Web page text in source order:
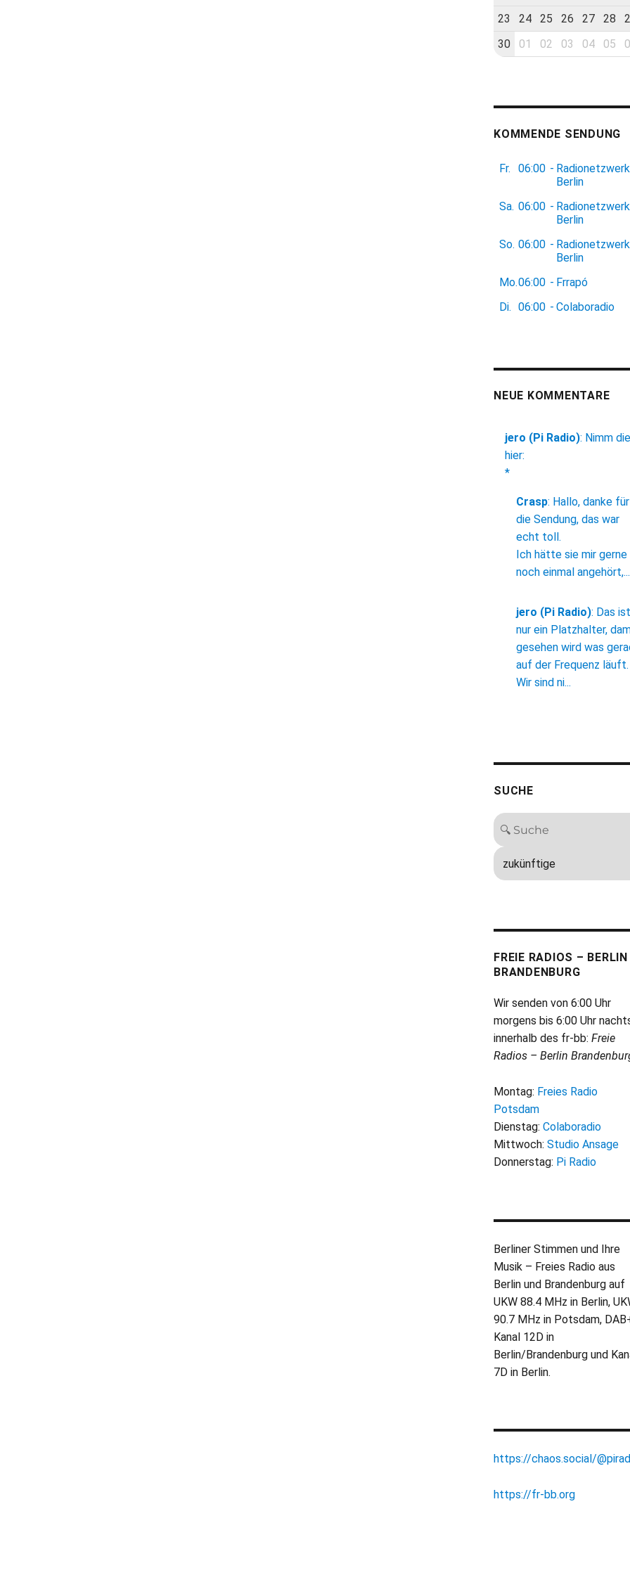
23
24 25 26 27 28
30
01 02 03 04 05
KOMMENDE SENDUNG
Fr. 06:00 - Radionetzwerk
Berlin
Sa. 06:00 - Radionetzwerk
Berlin
So. 06:00 - Radionetzwerk
Berlin
Mo.06:00 - Frrapó
Di. 06:00 - Colaboradio
NEUE KOMMENTARE
jero (Pi Radio): Nimm die
hier:
*
Crasp: Hallo, danke für
die Sendung, das war
echt toll.
Ich hätte sie mir gerne
noch einmal angehört,...
jero (Pi Radio): Das ist
nur ein Platzhalter,
gesehen wird was
auf der Frequenz läuft.
Wir sind ni...
SUCHE
FREIE RADIOS – BERLIN
BRANDENBURG
Wir senden von 6:00 Uhr
morgens bis 6:00 Uhr
innerhalb des fr-bb: Freie
Radios – Berlin
Montag: Freies Radio
Potsdam
Dienstag: Colaboradio
Mittwoch: Studio Ansage
Donnerstag: Pi Radio
Berliner Stimmen und Ihre
Musik – Freies Radio aus
Berlin und Brandenburg auf
UKW 88.4 MHz in Berlin,
90.7 MHz in Potsdam,
Kanal 12D in
Berlin/Brandenburg und
7D in Berlin.
https://chaos.social/
https://fr-bb.org